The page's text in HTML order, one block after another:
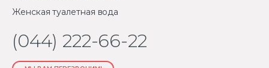
Женская туалетная вода
(044) 222-66-22